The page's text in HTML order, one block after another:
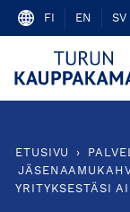
Skip
content
FI EN SV
ETUSIVU ›
YRITYKSESTÄSI